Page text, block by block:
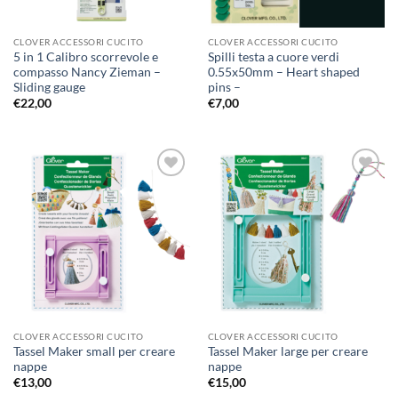
CLOVER ACCESSORI CUCITO
5 in 1 Calibro scorrevole e
compasso Nancy Zieman –
Sliding gauge
€22,00
CLOVER ACCESSORI CUCITO
Spilli testa a cuore verdi
0.55x50mm – Heart shaped
pins –
€7,00
Aggiungi
alla lista
dei
desideri
CLOVER ACCESSORI CUCITO
Tassel Maker small per creare
nappe
€13,00
Aggiungi
alla lista
dei
desideri
CLOVER ACCESSORI CUCITO
Tassel Maker large per creare
nappe
€15,00